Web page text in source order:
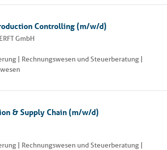
Controlling (m/w/d)
GmbH
| Rechnungswesen und Steuerberatung |
& Supply Chain (m/w/d)
| Rechnungswesen und Steuerberatung |